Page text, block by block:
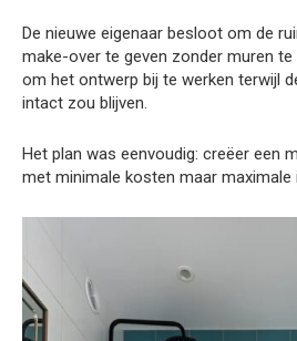
De nieuwe eigenaar besloot om de
make-over te geven zonder muren
om het ontwerp bij te werken terwijl
intact zou blijven.
Het plan was eenvoudig: creëer een
met minimale kosten maar maximale